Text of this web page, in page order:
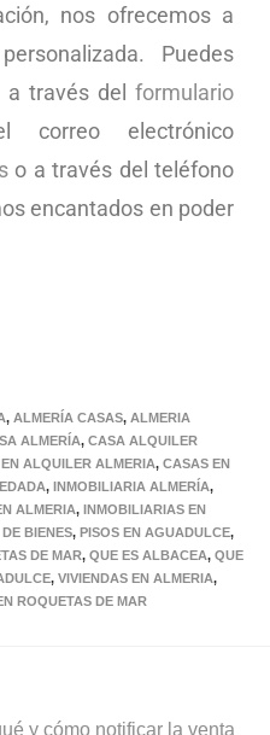
nos ofrecemos a
Puedes
a través del formulario
electrónico
o a través del teléfono
encantados en poder
, ALMERÍA CASAS, ALMERIA
ALMERÍA, CASA ALQUILER
ALQUILER ALMERIA, CASAS EN
, INMOBILIARIA ALMERÍA,
ALMERIA, INMOBILIARIAS EN
BIENES, PISOS EN AGUADULCE,
DE MAR, QUE ES ALBACEA, QUE
, VIVIENDAS EN ALMERIA,
ROQUETAS DE MAR
y cómo notificar la venta